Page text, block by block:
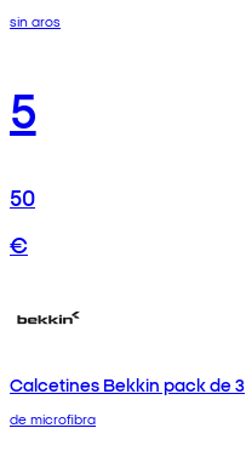
sin aros
5
50
€
Calcetines Bekkin pack de 3
de microfibra